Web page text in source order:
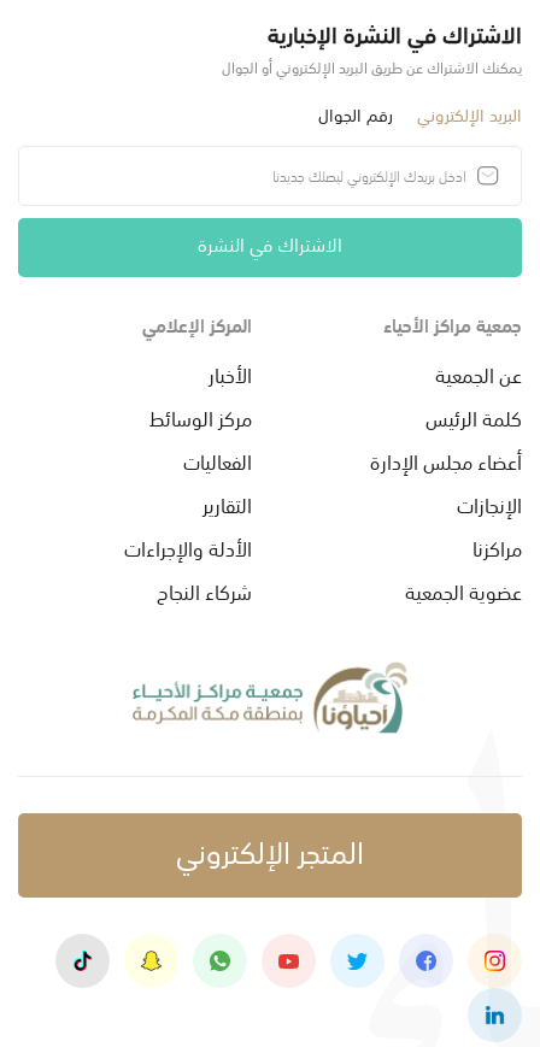
الاشتراك في النشرة الإخبارية
يمكنك الاشتراك عن طريق البريد الإلكتروني أو الجوال
البريد الإلكتروني رقم الجوال
الاشتراك في النشرة
جمعية مراكز الأحياء
عن الجمعية
كلمة الرئيس
أعضاء مجلس الإدارة
الإنجازات
مراكزنا
عضوية الجمعية
المركز الإعلامي
الأخبار
مركز الوسائط
الفعاليات
التقارير
الأدلة والإجراءات
شركاء النجاح
المتجر الإلكتروني